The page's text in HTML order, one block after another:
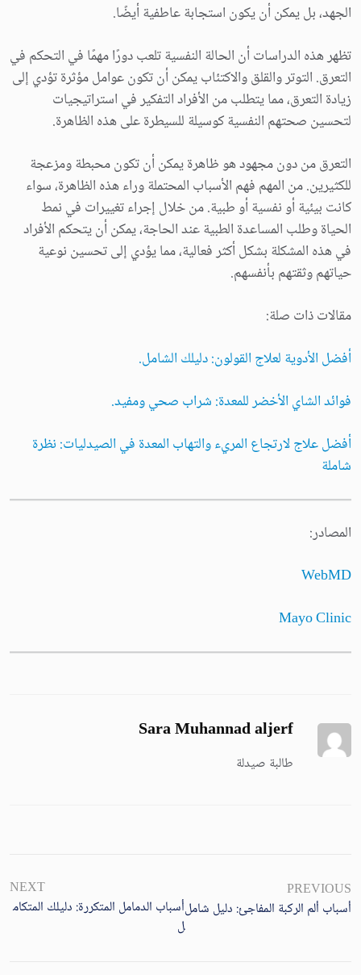
الجهد، بل يمكن أن يكون استجابة عاطفية أيضًا.
تظهر هذه الدراسات أن الحالة النفسية تلعب دورًا مهمًا في التحكم في
التعرق. التوتر والقلق والاكتئاب يمكن أن تكون عوامل مؤثرة تؤدي إلى
زيادة التعرق، مما يتطلب من الأفراد التفكير في استراتيجيات
لتحسين صحتهم النفسية كوسيلة للسيطرة على هذه الظاهرة.
التعرق من دون مجهود هو ظاهرة يمكن أن تكون محبطة ومزعجة
للكثيرين. من المهم فهم الأسباب المحتملة وراء هذه الظاهرة، سواء
كانت بيئية أو نفسية أو طبية. من خلال إجراء تغييرات في نمط
الحياة وطلب المساعدة الطبية عند الحاجة، يمكن أن يتحكم الأفراد
في هذه المشكلة بشكل أكثر فعالية، مما يؤدي إلى تحسين نوعية
حياتهم وثقتهم بأنفسهم.
مقالات ذات صلة:
أفضل الأدوية لعلاج القولون: دليلك الشامل.
فوائد الشاي الأخضر للمعدة: شراب صحي ومفيد.
أفضل علاج لارتجاع المريء والتهاب المعدة في الصيدليات: نظرة
شاملة
المصادر:
WebMD
Mayo Clinic
Sara Muhannad aljerf
طالبة صيدلة
PREVIOUS
أسباب ألم الركبة المفاجئ: دليل شامل
NEXT
أسباب الدمامل المتكررة: دليلك المتكام
ل